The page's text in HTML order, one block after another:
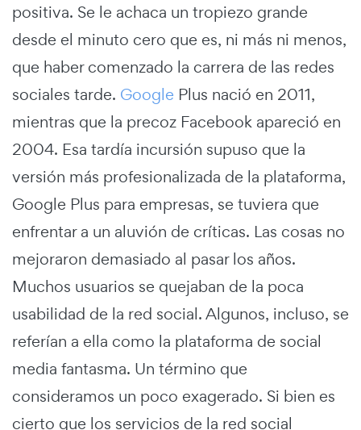
positiva. Se le achaca un tropiezo grande
desde el minuto cero que es, ni más ni menos,
que haber comenzado la carrera de las redes
sociales tarde. Google Plus nació en 2011,
mientras que la precoz Facebook apareció en
2004. Esa tardía incursión supuso que la
versión más profesionalizada de la plataforma,
Google Plus para empresas, se tuviera que
enfrentar a un aluvión de críticas. Las cosas no
mejoraron demasiado al pasar los años.
Muchos usuarios se quejaban de la poca
usabilidad de la red social. Algunos, incluso, se
referían a ella como la plataforma de social
media fantasma. Un término que
consideramos un poco exagerado. Si bien es
cierto que los servicios de la red social